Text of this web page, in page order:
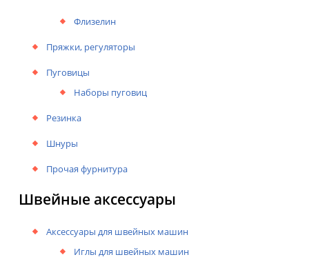
Флизелин
Пряжки, регуляторы
Пуговицы
Наборы пуговиц
Резинка
Шнуры
Прочая фурнитура
Швейные аксессуары
Аксессуары для швейных машин
Иглы для швейных машин